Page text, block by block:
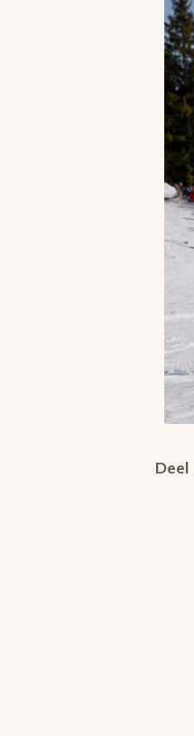
Deel
Deel